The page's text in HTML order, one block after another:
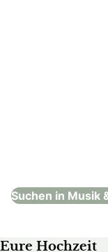
Suchen in Musik
Eure Hochzeit